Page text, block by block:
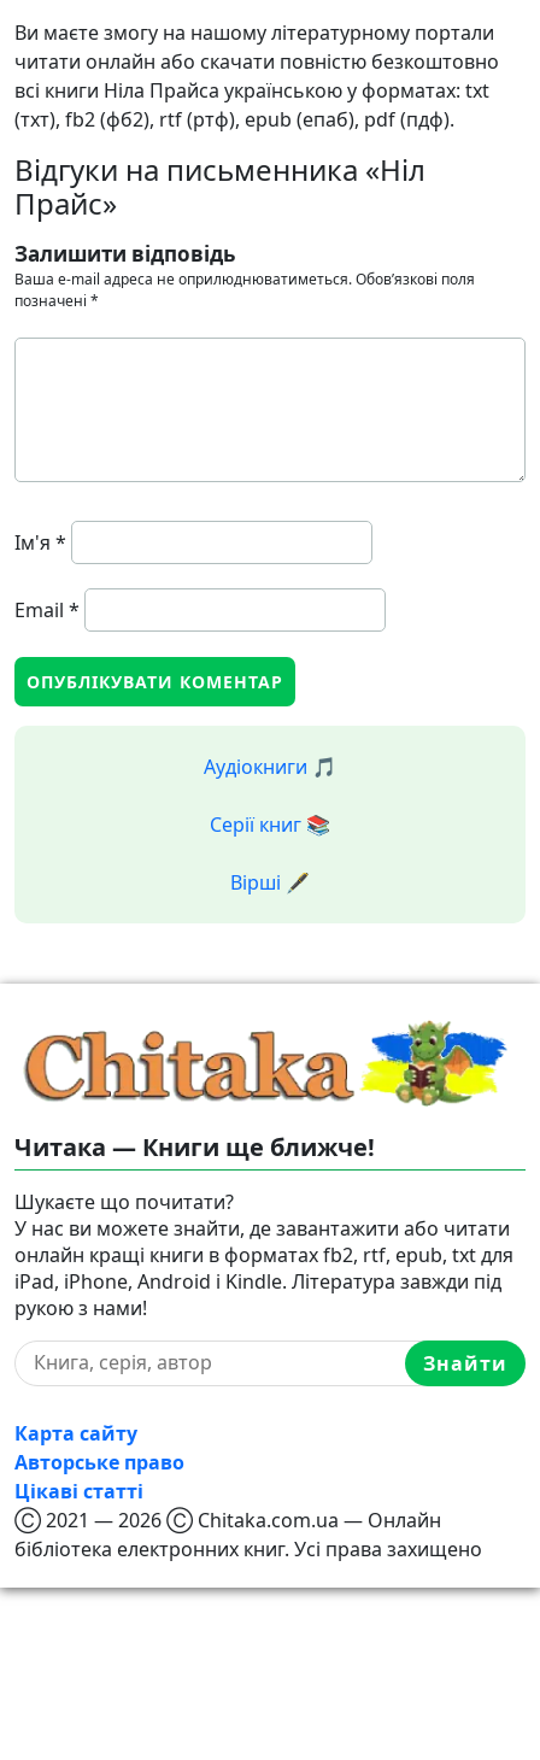
Ви маєте змогу на нашому літературному портали
читати онлайн або скачати повністю безкоштовно
всі книги Ніла Прайса українською у форматах: txt
(тхт), fb2 (фб2), rtf (ртф), epub (епаб), pdf (пдф).
Відгуки на письменника «Ніл
Прайс»
Залишити відповідь
Ваша e-mail адреса не оприлюднюватиметься.Обов’язкові поля
позначені *
Ім'я *
Email *
Аудіокниги 🎵
Серії книг 📚
Вірші 🖋️
Читака — Книги ще ближче!
Шукаєте що почитати?
У нас ви можете знайти, де завантажити або читати
онлайн кращі книги в форматах fb2, rtf, epub, txt для
iPad, iPhone, Android і Kindle. Література завжди під
рукою з нами!
Знайти
Карта сайту
Авторське право
Цікаві статті
Ⓒ 2021 — 2026 Ⓒ Chitaka.com.ua — Онлайн
бібліотека електронних книг. Усі права захищено